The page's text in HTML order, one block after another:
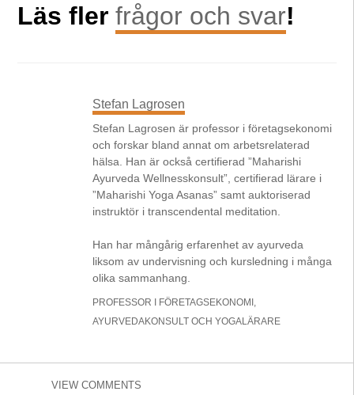
Läs flerfrågor och svar!
Stefan Lagrosen
Stefan Lagrosen är professor i företagsekonomi
och forskar bland annat om arbetsrelaterad
hälsa. Han är också certifierad ”Maharishi
Ayurveda Wellnesskonsult”, certifierad lärare i
”Maharishi Yoga Asanas” samt auktoriserad
instruktör i transcendental meditation.
Han har mångårig erfarenhet av ayurveda
liksom av undervisning och kursledning i många
olika sammanhang.
PROFESSOR I FÖRETAGSEKONOMI,
AYURVEDAKONSULT OCH YOGALÄRARE
VIEW COMMENTS